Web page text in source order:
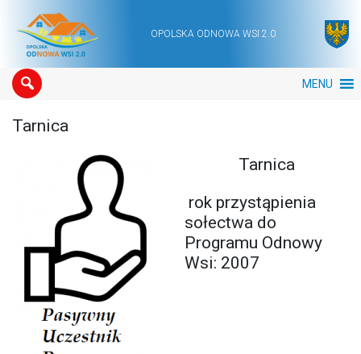
Main NavigationOPOLSKA ODNOWA WSI 2.0
MENU
Tarnica
Tarnica
rok przystąpienia
sołectwa do
Programu Odnowy
Wsi: 2007